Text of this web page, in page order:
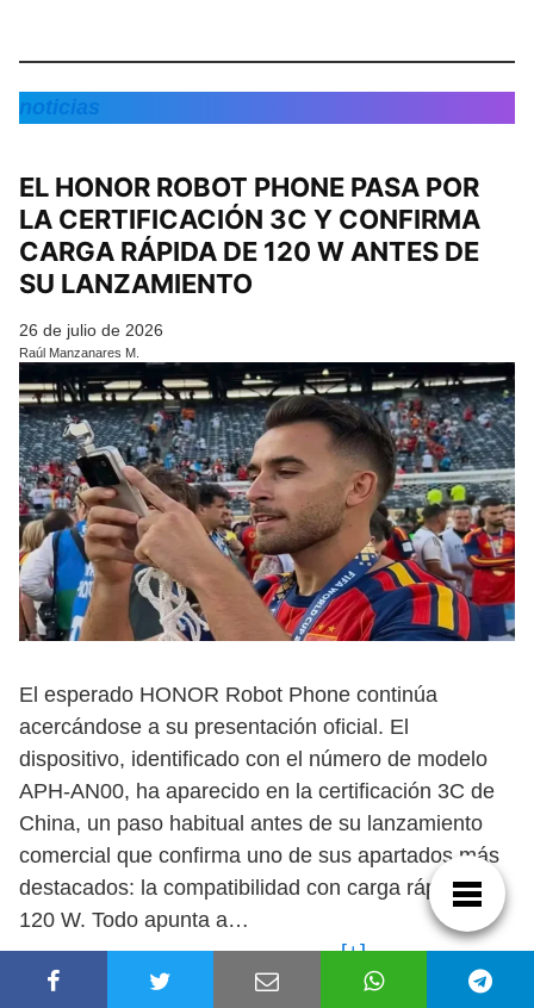
noticias
EL HONOR ROBOT PHONE PASA POR
LA CERTIFICACIÓN 3C Y CONFIRMA
CARGA RÁPIDA DE 120 W ANTES DE
SU LANZAMIENTO
26 de julio de 2026
Raúl Manzanares M.
El esperado HONOR Robot Phone continúa
acercándose a su presentación oficial. El
dispositivo, identificado con el número de modelo
APH-AN00, ha aparecido en la certificación 3C de
China, un paso habitual antes de su lanzamiento
comercial que confirma uno de sus apartados más
destacados: la compatibilidad con carga rápida de
120 W. Todo apunta a…
[+]